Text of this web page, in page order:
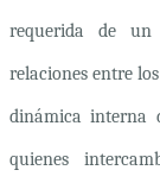
requerida de
relaciones entre
dinámica interna
quienes